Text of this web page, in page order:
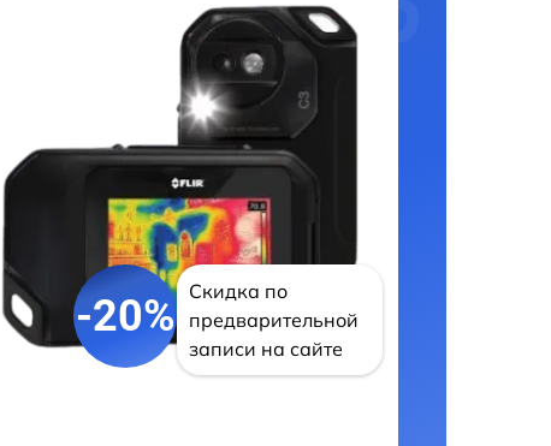
-20%
Скидка по
предварительной
записи на сайте